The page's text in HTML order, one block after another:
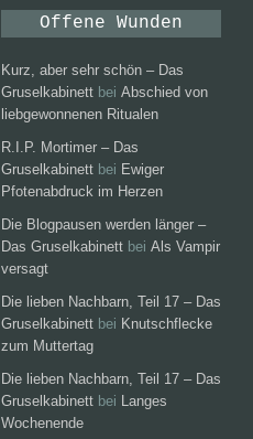
Offene Wunden
Kurz, aber sehr schön – Das
Gruselkabinett bei Abschied von
liebgewonnenen Ritualen
R.I.P. Mortimer – Das
Gruselkabinett bei Ewiger
Pfotenabdruck im Herzen
Die Blogpausen werden länger –
Das Gruselkabinett bei Als Vampir
versagt
Die lieben Nachbarn, Teil 17 – Das
Gruselkabinett bei Knutschflecke
zum Muttertag
Die lieben Nachbarn, Teil 17 – Das
Gruselkabinett bei Langes
Wochenende